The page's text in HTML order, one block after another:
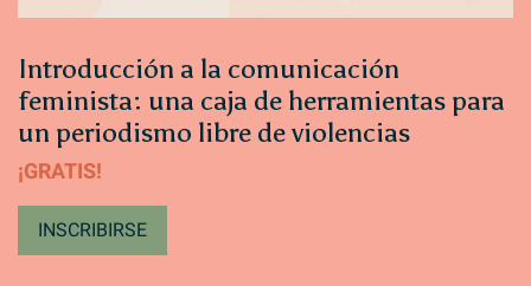
Introducción a la comunicación
feminista: una caja de herramientas para
un periodismo libre de violencias
¡GRATIS!
INSCRIBIRSE